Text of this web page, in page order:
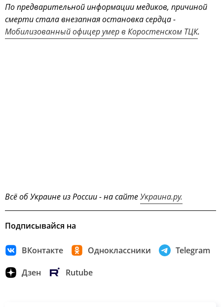
По предварительной информации медиков, причиной
смерти стала внезапная остановка сердца -
Мобилизованный офицер умер в Коростенском ТЦК.
Всё об Украине из России - на сайтеУкраина.ру.
Подписывайся на
ВКонтакте Одноклассники Telegram
Дзен Rutube